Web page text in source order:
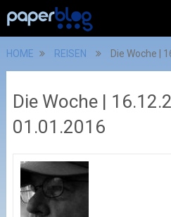
HOME REISEN Die Woche |
Die Woche |
01.01.2016